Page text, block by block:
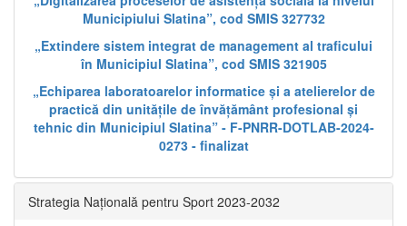
Municipiului Slatina”, cod SMIS 327732
„Extindere sistem integrat de management al traficului
în Municipiul Slatina”, cod SMIS 321905
„Echiparea laboratoarelor informatice și a atelierelor de
practică din unitățile de învățământ profesional și
tehnic din Municipiul Slatina” - F-PNRR-DOTLAB-2024-
0273 - finalizat
Strategia Națională pentru Sport 2023-2032